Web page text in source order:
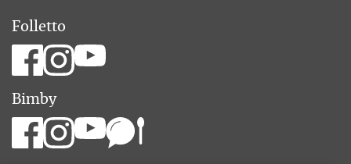
Folletto
Bimby